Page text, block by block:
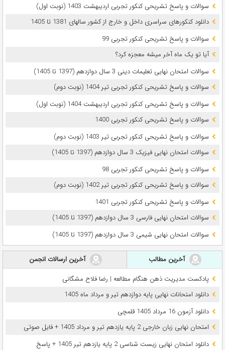
سوالات و پاسخ تشریحی کنکور تجربی اردیبهشت 1403 (نوبت اول)
دانلود کنکورهای سراسری داخل و خارج از کشور سالهای 1381 تا 1405
سوالات و پاسخ تشریحی کنکور تجربی 99
آیا تو یک ماه آخر میشه معجزه کرد؟
سوالات امتحان نهایی تعلیمات دینی 3 سال دوازدهم (1397 تا 1405)
سوالات و پاسخ تشریحی کنکور تجربی تیر 1404 (نوبت دوم)
سوالات و پاسخ تشریحی کنکور تجربی اردیبهشت 1404 (نوبت اول)
سوالات و پاسخ تشریحی کنکور تجربی 1400
سوالات و پاسخ تشریحی کنکور تجربی تیر 1403 (نوبت دوم)
سوالات امتحان نهایی فیزیک 3 سال دوازدهم (1397 تا 1405)
سوالات و پاسخ تشریحی کنکور تجربی 98
سوالات و پاسخ تشریحی کنکور تجربی تیر 1402 (نوبت دوم)
سوالات و پاسخ تشریحی کنکور تجربی 1401
سوالات امتحان نهایی فارسی 3 سال دوازدهم (1397 تا 1405)
سوالات امتحان نهایی شیمی 3 سال دوازدهم (1397 تا 1405)
آخرین مطالب
آخرین ارسالات انجمن
پادکست مدیریت ذهن هنگام مطالعه | رضا فلاح مشگانی
دانلود امتحانات نهایی پایه دوازدهم تیر و مرداد ماه 1405
دانلود آزمون 16 مرداد 1405 قلمچی
امتحان نهایی زبان خارجی 2 پایه یازدهم تیر و مرداد 1405 + فایل صوتی
دانلود امتحان نهایی زیست شناسی 2 پایه یازدهم تیر 1405 + پاسخ